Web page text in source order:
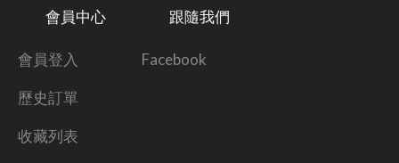
會員中心
會員登入
歷史訂單
收藏列表
跟隨我們
Facebook